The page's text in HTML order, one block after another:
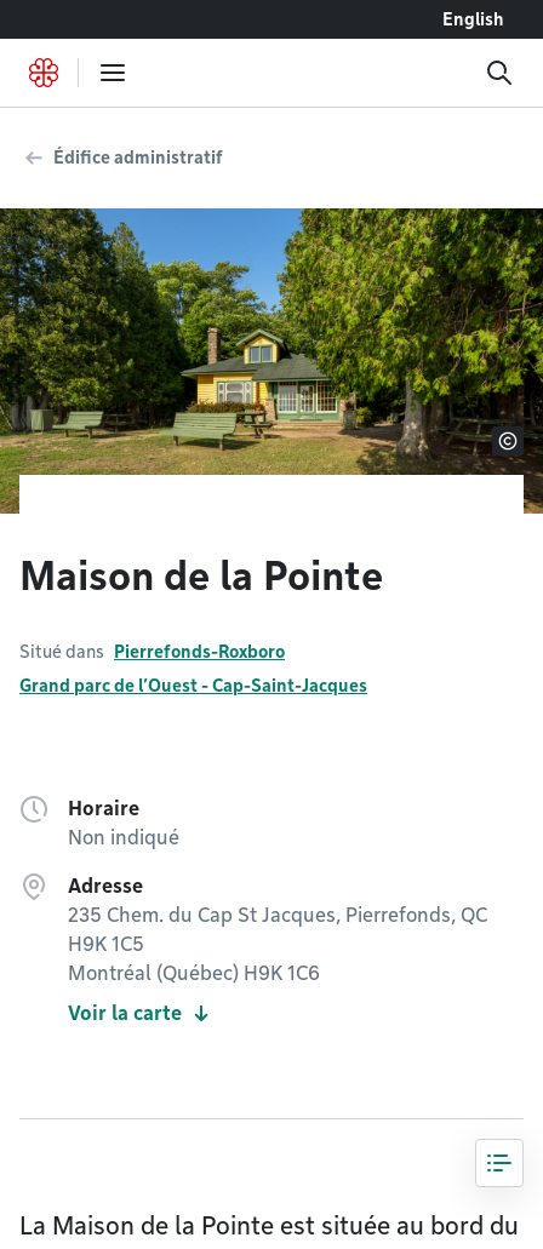
English
Édifice administratif
Maison de la Pointe
Situé dans
Pierrefonds-Roxboro
Grand parc de l’Ouest - Cap-Saint-Jacques
Horaire
Non indiqué
Adresse
235 Chem. du Cap St Jacques, Pierrefonds, QC
H9K 1C5
Montréal (Québec) H9K 1C6
Voir la carte
La Maison de la Pointe est située au bord du